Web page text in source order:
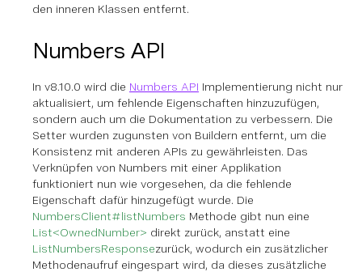
den inneren Klassen entfernt.
Numbers API
In v8.10.0 wird die Numbers API Implementierung nicht nur
aktualisiert, um fehlende Eigenschaften hinzuzufügen,
sondern auch um die Dokumentation zu verbessern. Die
Setter wurden zugunsten von Buildern entfernt, um die
Konsistenz mit anderen APIs zu gewährleisten. Das
Verknüpfen von Numbers mit einer Applikation
funktioniert nun wie vorgesehen, da die fehlende
Eigenschaft dafür hinzugefügt wurde. Die
NumbersClient#listNumbers Methode gibt nun eine
List<OwnedNumber> direkt zurück, anstatt eine
ListNumbersResponsezurück, wodurch ein zusätzlicher
Methodenaufruf eingespart wird, da dieses zusätzliche